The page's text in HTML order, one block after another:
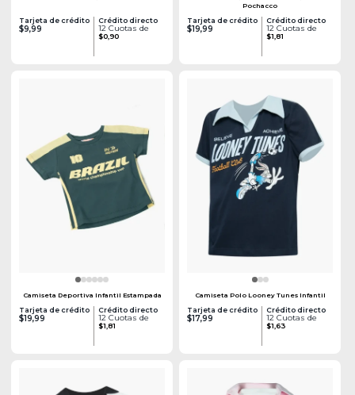
Tarjeta de crédito
$9,99
Crédito directo
12 Cuotas de
$0,90
Pochacco
Tarjeta de crédito
$19,99
Crédito directo
12 Cuotas de
$1,81
Camiseta Deportiva Infantil Estampada
Tarjeta de crédito
$19,99
Crédito directo
12 Cuotas de
$1,81
Camiseta Polo Looney Tunes Infantil
Tarjeta de crédito
$17,99
Crédito directo
12 Cuotas de
$1,63